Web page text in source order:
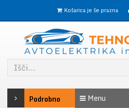
Košarica je še prazna
Podrobno Menu